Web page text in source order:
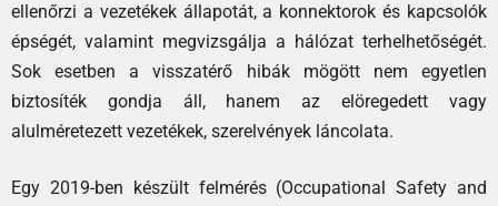
ellenőrzi a vezetékek állapotát, a konnektorok és kapcsolók
épségét, valamint megvizsgálja a hálózat terhelhetőségét.
Sok esetben a visszatérő hibák mögött nem egyetlen
biztosíték gondja áll, hanem az elöregedett vagy
alulméretezett vezetékek, szerelvények láncolata.
Egy 2019-ben készült felmérés (Occupational Safety and